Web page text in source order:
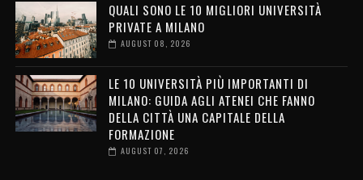
QUALI SONO LE 10 MIGLIORI UNIVERSITÀ
PRIVATE A MILANO
AUGUST 08, 2026
LE 10 UNIVERSITÀ PIÙ IMPORTANTI DI
MILANO: GUIDA AGLI ATENEI CHE FANNO
DELLA CITTÀ UNA CAPITALE DELLA
FORMAZIONE
AUGUST 07, 2026